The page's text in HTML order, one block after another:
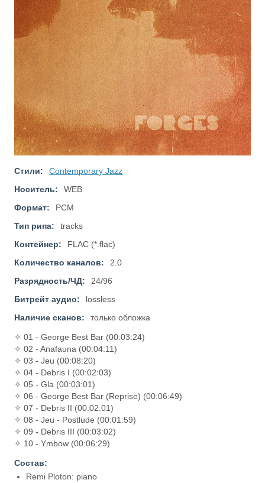
Стили:
Contemporary Jazz
Носитель:
WEB
Формат:
PCM
Тип рипа:
tracks
Контейнер:
FLAC (*.flac)
Количество каналов:
2.0
Разрядность/ЧД:
24/96
Битрейт аудио:
lossless
Наличие сканов:
только обложка
✧ 01 - George Best Bar (00:03:24)
✧ 02 - Anafauna (00:04:11)
✧ 03 - Jeu (00:08:20)
✧ 04 - Debris I (00:02:03)
✧ 05 - Gla (00:03:01)
✧ 06 - George Best Bar (Reprise) (00:06:49)
✧ 07 - Debris II (00:02:01)
✧ 08 - Jeu - Postlude (00:01:59)
✧ 09 - Debris III (00:03:02)
✧ 10 - Ymbow (00:06:29)
Состав:
Remi Ploton: piano